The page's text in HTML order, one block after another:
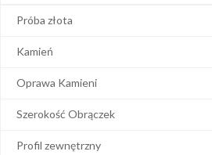
Próba złota
Kamień
Oprawa Kamieni
Szerokość Obrączek
Profil zewnętrzny